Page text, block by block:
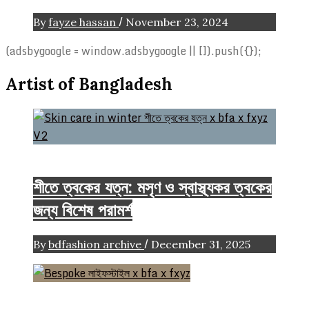
By fayze hassan / November 23, 2024
(adsbygoogle = window.adsbygoogle || []).push({});
Artist of Bangladesh
শীতে ত্বকের যত্ন: মসৃণ ও স্বাস্থ্যকর ত্বকের
জন্য বিশেষ পরামর্শ
By bdfashion archive / December 31, 2025